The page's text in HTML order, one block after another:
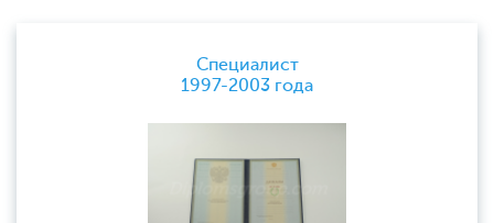
Специалист
1997-2003 года